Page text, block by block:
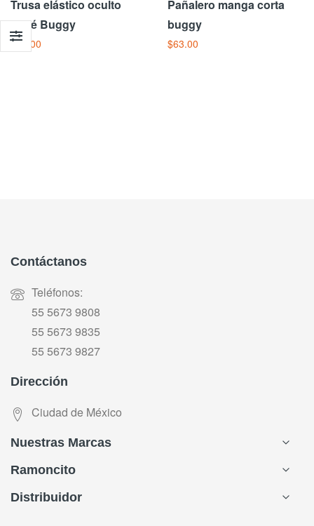
Trusa elástico oculto
bebé Buggy
$42.00Añadir Al Carrito
Pañalero manga corta
buggy
$63.00Añadir Al Carrito
Contáctanos
Teléfonos:
55 5673 9808
55 5673 9835
55 5673 9827
Dirección
Ciudad de México
Nuestras Marcas
Ramoncito
Distribuidor